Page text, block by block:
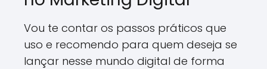
Vou te contar os passos práticos que
uso e recomendo para quem deseja se
lançar nesse mundo digital de forma